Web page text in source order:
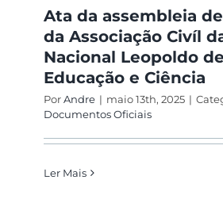
Ata da assembleia
da Associação Civíl
Nacional Leopoldo
Educação e Ciência
PorAndre | maio 13th, 2025 |
Documentos Oficiais
Ler Mais